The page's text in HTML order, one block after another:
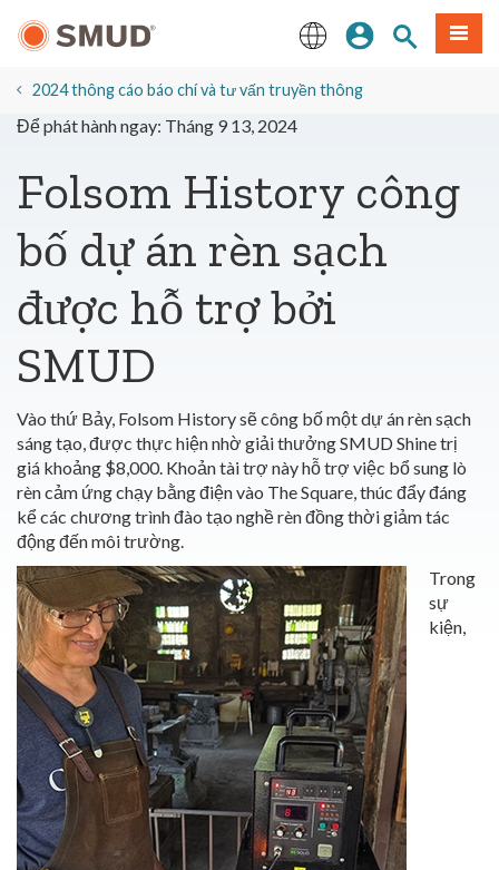
đến
dung
Đăng nhập
Tìm trangThực
2024 thông cáo báo chí và tư vấn truyền thông
Để phát hành ngay: Tháng 9 13, 2024
Folsom History công
bố dự án rèn sạch
được hỗ trợ bởi
SMUD
Vào thứ Bảy, Folsom History sẽ công bố một dự án rèn sạch
sáng tạo, được thực hiện nhờ giải thưởng SMUD Shine trị
giá khoảng $8,000. Khoản tài trợ này hỗ trợ việc bổ sung lò
rèn cảm ứng chạy bằng điện vào The Square, thúc đẩy đáng
kể các chương trình đào tạo nghề rèn đồng thời giảm tác
động đến môi trường.
Trong
sự
kiện,